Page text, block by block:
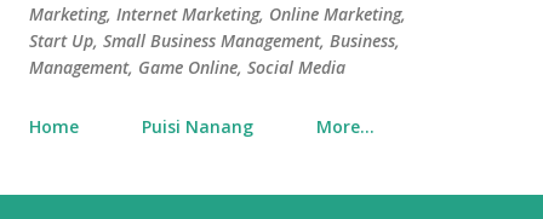
Marketing, Internet Marketing, Online Marketing,
Start Up, Small Business Management, Business,
Management, Game Online, Social Media
Home Puisi Nanang More…